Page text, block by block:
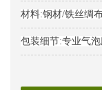
材料:钢材/铁丝绸
包装细节:专业气